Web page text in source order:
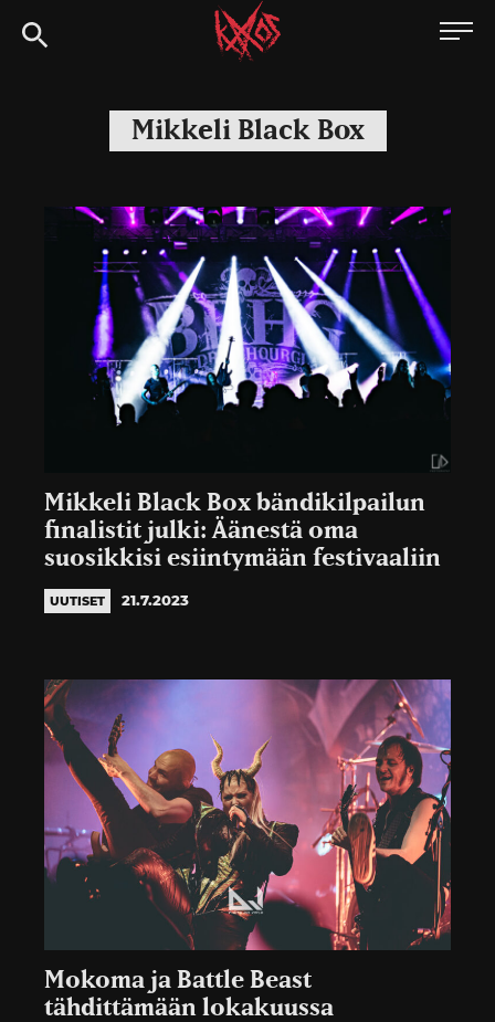
Siirry
suoraan
Kaaoszine
Mikkeli Black Box
Mikkeli Black Box bändikilpailun
finalistit julki: Äänestä oma
suosikkisi esiintymään festivaaliin
UUTISET 21.7.2023
Mokoma ja Battle Beast
tähdittämään lokakuussa